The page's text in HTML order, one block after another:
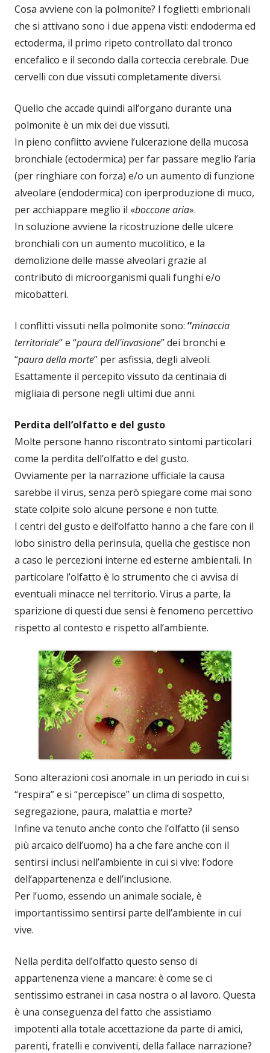
Cosa avviene con la polmonite? I foglietti embrionali
che si attivano sono i due appena visti: endoderma ed
ectoderma, il primo ripeto controllato dal tronco
encefalico e il secondo dalla corteccia cerebrale. Due
cervelli con due vissuti completamente diversi.
Quello che accade quindi all’organo durante una
polmonite è un mix dei due vissuti.
In pieno conflitto avviene l’ulcerazione della mucosa
bronchiale (ectodermica) per far passare meglio l’aria
(per ringhiare con forza) e/o un aumento di funzione
alveolare (endodermica) con iperproduzione di muco,
per acchiappare meglio il «boccone aria».
In soluzione avviene la ricostruzione delle ulcere
bronchiali con un aumento mucolitico, e la
demolizione delle masse alveolari grazie al
contributo di microorganismi quali funghi e/o
micobatteri.
I conflitti vissuti nella polmonite sono: “minaccia
territoriale” e “paura dell'invasione” dei bronchi e
“paura della morte” per asfissia, degli alveoli.
Esattamente il percepito vissuto da centinaia di
migliaia di persone negli ultimi due anni.
Perdita dell’olfatto e del gusto
Molte persone hanno riscontrato sintomi particolari
come la perdita dell’olfatto e del gusto.
Ovviamente per la narrazione ufficiale la causa
sarebbe il virus, senza però spiegare come mai sono
state colpite solo alcune persone e non tutte.
I centri del gusto e dell’olfatto hanno a che fare con il
lobo sinistro della perinsula, quella che gestisce non
a caso le percezioni interne ed esterne ambientali. In
particolare l’olfatto è lo strumento che ci avvisa di
eventuali minacce nel territorio. Virus a parte, la
sparizione di questi due sensi è fenomeno percettivo
rispetto al contesto e rispetto all’ambiente.
Sono alterazioni così anomale in un periodo in cui si
“respira” e si “percepisce” un clima di sospetto,
segregazione, paura, malattia e morte?
Infine va tenuto anche conto che l’olfatto (il senso
più arcaico dell’uomo) ha a che fare anche con il
sentirsi inclusi nell’ambiente in cui si vive: l’odore
dell’appartenenza e dell’inclusione.
Per l’uomo, essendo un animale sociale, è
importantissimo sentirsi parte dell’ambiente in cui
vive.
Nella perdita dell’olfatto questo senso di
appartenenza viene a mancare: è come se ci
sentissimo estranei in casa nostra o al lavoro. Questa
è una conseguenza del fatto che assistiamo
impotenti alla totale accettazione da parte di amici,
parenti, fratelli e conviventi, della fallace narrazione?